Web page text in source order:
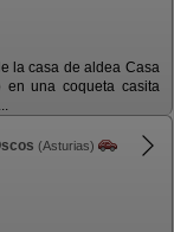
la casa de aldea Casa
en una coqueta casita
(Asturias)